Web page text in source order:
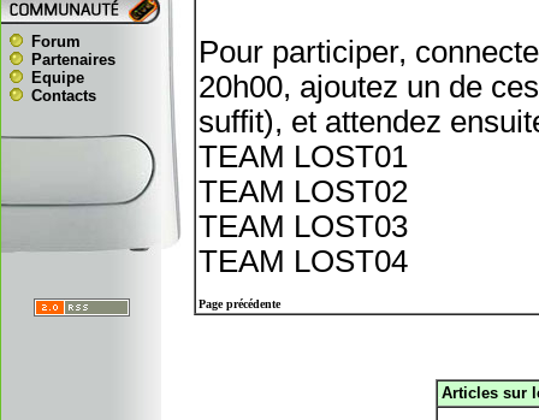
Forum
Partenaires
Equipe
Contacts
Pour participer,
20h00, ajoutez un de
suffit), et attendez
TEAM LOST01
TEAM LOST02
TEAM LOST03
TEAM LOST04
Page précédente
Articles sur